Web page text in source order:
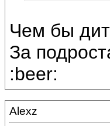
Чем бы
За
:beer:
Alexz